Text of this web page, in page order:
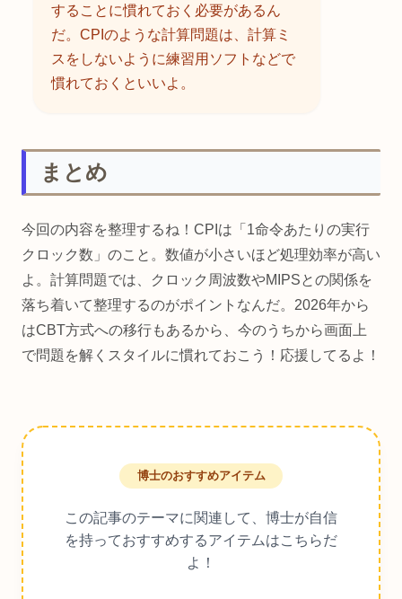
することに慣れておく必要があるん
だ。CPIのような計算問題は、計算ミ
スをしないように練習用ソフトなどで
慣れておくといいよ。
まとめ
今回の内容を整理するね！CPIは「1命令あたりの実行
クロック数」のこと。数値が小さいほど処理効率が高い
よ。計算問題では、クロック周波数やMIPSとの関係を
落ち着いて整理するのがポイントなんだ。2026年から
はCBT方式への移行もあるから、今のうちから画面上
で問題を解くスタイルに慣れておこう！応援してるよ！
博士のおすすめアイテム
この記事のテーマに関連して、博士が自信
を持っておすすめするアイテムはこちらだ
よ！